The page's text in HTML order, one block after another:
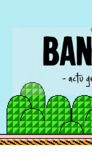
BAND
Actu Geek d'hier et